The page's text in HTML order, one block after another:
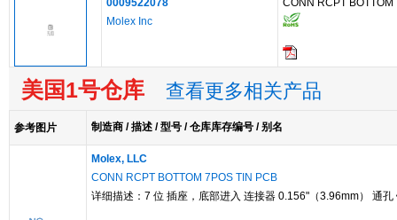
0009522078
Molex Inc
CONN RCPT BOTTOM
美国1号仓库 查看更多相关产品
参考图片 制造商 / 描述 / 型号 / 仓库库存编号 / 别名
Molex, LLC
CONN RCPT BOTTOM 7POS TIN PCB
详细描述：7 位 插座，底部进入 连接器 0.156"（3.96mm） 通孔